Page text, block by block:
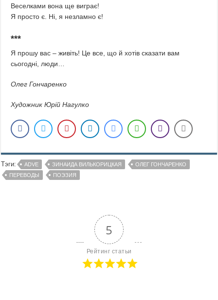
Веселками вона ще виграє!
Я просто є. Ні, я незламно є!
***
Я прошу вас – живіть! Це все, що й хотів сказати вам
сьогодні, люди…
Олег Гончаренко
Художник Юрій Нагулко
Тэги: ADVE ЗИНАИДА ВИЛЬКОРИЦКАЯ
ОЛЕГ ГОНЧАРЕНКО
ПЕРЕВОДЫ
ПОЭЗИЯ
5
Рейтинг статьи